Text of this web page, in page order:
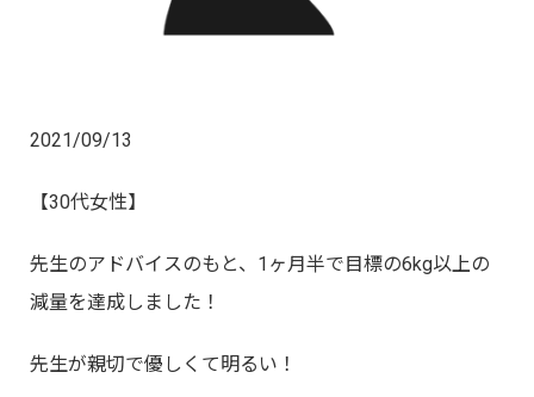
2021/09/13
【30代女性】
先生のアドバイスのもと、1ヶ月半で目標の6kg以上の
減量を達成しました！
先生が親切で優しくて明るい！